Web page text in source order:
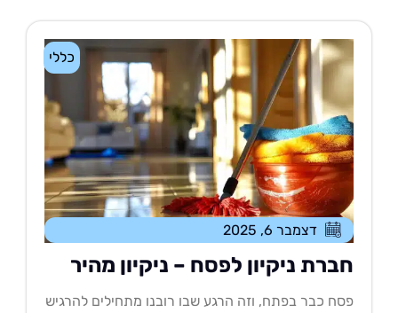
כללי
דצמבר 6, 2025
ניקיון לפסח – ניקיון מהיר
כבר בפתח, וזה הרגע שבו רובנו מתחילים להרגיש